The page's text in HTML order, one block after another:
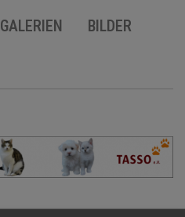
GALERIEN BILDER